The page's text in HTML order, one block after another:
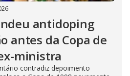
antidoping
antes da Copa de
ministra
contradiz depoimento